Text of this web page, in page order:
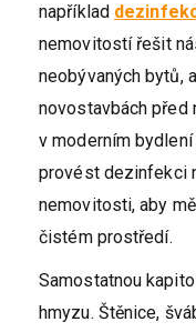
například
nemovitostí řešit
neobývaných bytů,
novostavbách před
v moderním
provést dezinfekci
nemovitosti, aby
čistém prostředí.
Samostatnou
hmyzu. Štěnice,